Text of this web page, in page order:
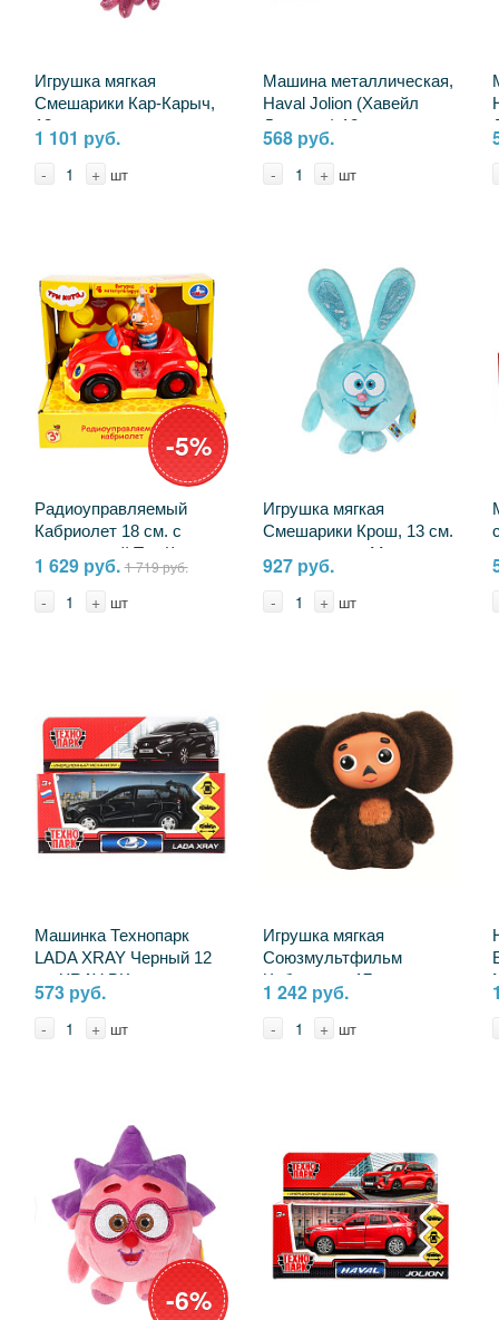
Игрушка мягкая
Смешарики Кар-Карыч,
13 см. музыкальная
Мульти-пульти A20312-
1 101 руб.
- + шт
Машина металлическая,
Haval Jolion (Хавейл
Джолион) 12 см. темно-
серый, Технопарк
JOLION-12-GY (72)
568 руб.
- + шт
-5%
Радиоуправляемый
Кабриолет 18 см. с
катапультой Три Кота
УМка YJG-3CATS
1 629 руб.1 719 руб.
- + шт
Игрушка мягкая
Смешарики Крош, 13 см.
музыкальная Мульти-
пульти A20309-10
927 руб.
- + шт
Машинка Технопарк
LADA XRAY Черный 12
см XRAY-BK
573 руб.
- + шт
Игрушка мягкая
Союзмультфильм
Чебурашка 17 см.
музыкальная Мульти-
пульти V36083-17S22
1 242 руб.
- + шт
-6%